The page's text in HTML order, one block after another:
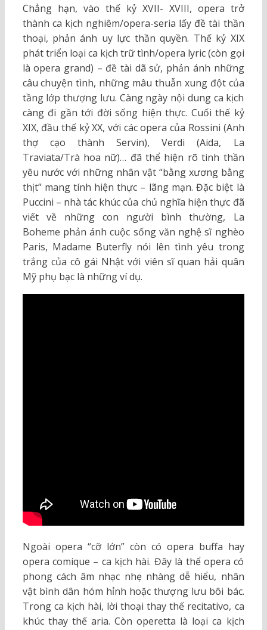
Chẳng hạn, vào thế kỷ XVII- XVIII, opera trở
thành ca kịch nghiêm/opera-seria lấy đề tài thần
thoại, phản ánh uy lực thần quyền. Thế kỷ XIX
phát triển loại ca kịch trữ tình/opera lyric (còn gọi
là opera grand) – đề tài dã sử, phản ánh những
câu chuyện tình, những mâu thuẫn xung đột của
tầng lớp thượng lưu. Càng ngày nội dung ca kịch
càng đi gần tới đời sống hiện thực. Cuối thế kỷ
XIX, đầu thế kỷ XX, với các opera của Rossini (Anh
thợ cạo thành Servin), Verdi (Aida, La
Traviata/Trà hoa nữ)… đã thể hiện rõ tinh thần
yêu nước với những nhân vật “bằng xương bằng
thịt” mang tính hiện thực – lãng mạn. Đặc biệt là
Puccini – nhà tác khúc của chủ nghĩa hiện thực đã
viết về những con người bình thường, La
Boheme phản ánh cuộc sống văn nghệ sĩ nghèo
Paris, Madame Buterfly nói lên tình yêu trong
trắng của cô gái Nhật với viên sĩ quan hải quân
Mỹ phụ bạc là những ví dụ.
Ngoài opera “cỡ lớn” còn có opera buffa hay
opera comique – ca kịch hài. Đây là thể opera có
phong cách âm nhạc nhẹ nhàng dễ hiểu, nhân
vật bình dân hóm hỉnh hoặc thượng lưu bôi bác.
Trong ca kịch hài, lời thoại thay thế recitativo, ca
khúc thay thế aria. Còn operetta là loại ca kịch